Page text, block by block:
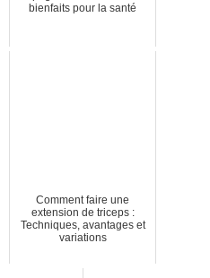
bienfaits pour la santé
Comment faire une
extension de triceps :
Techniques, avantages et
variations